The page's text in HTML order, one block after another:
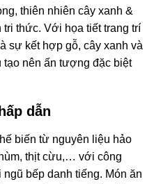
thiên nhiên cây xanh &
thức. Với họa tiết trang trí
sự kết hợp gỗ, cây xanh và
tạo nên ấn tượng đặc biệt
dẫn
biến từ nguyên liệu hảo
thịt cừu,… với công
bếp danh tiếng. Món ăn